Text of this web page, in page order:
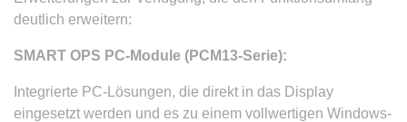
deutlich erweitern:
SMART OPS PC-Module (PCM13-Serie):
Integrierte PC-Lösungen, die direkt in das Display
eingesetzt werden und es zu einem vollwertigen Windows-